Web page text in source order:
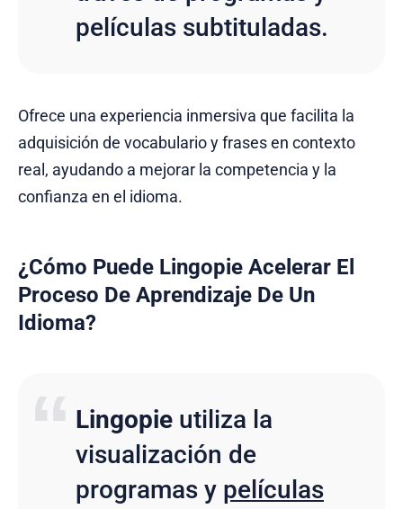
películas subtituladas.
Ofrece una experiencia inmersiva que facilita la
adquisición de vocabulario y frases en contexto
real, ayudando a mejorar la competencia y la
confianza en el idioma.
¿Cómo Puede Lingopie Acelerar El
Proceso De Aprendizaje De Un
Idioma?
Lingopie utiliza la
visualización de
programas y películas